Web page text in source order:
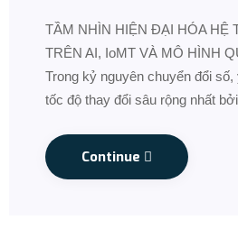
TẦM NHÌN HIỆN ĐẠI HÓA HỆ
TRÊN AI, IoMT VÀ MÔ HÌNH
Trong kỷ nguyên chuyển đổi
tốc độ thay đổi sâu rộng nhất
Continue